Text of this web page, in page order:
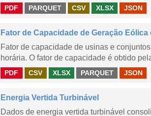
PDF PARQUET CSV XLSX JSON
Fator de Capacidade de Geração Eólica
Fator de capacidade de usinas e
horária. O fator de capacidade é obtido
PDF CSV XLSX PARQUET JSON
Energia Vertida Turbinável
Dados de energia vertida turbinável